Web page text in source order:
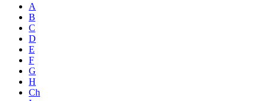
A
B
C
D
E
F
G
H
Ch